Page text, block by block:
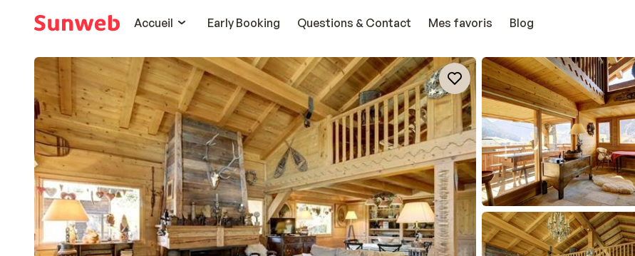
Accueil
Early Booking Questions & Contact Mes favoris Blog